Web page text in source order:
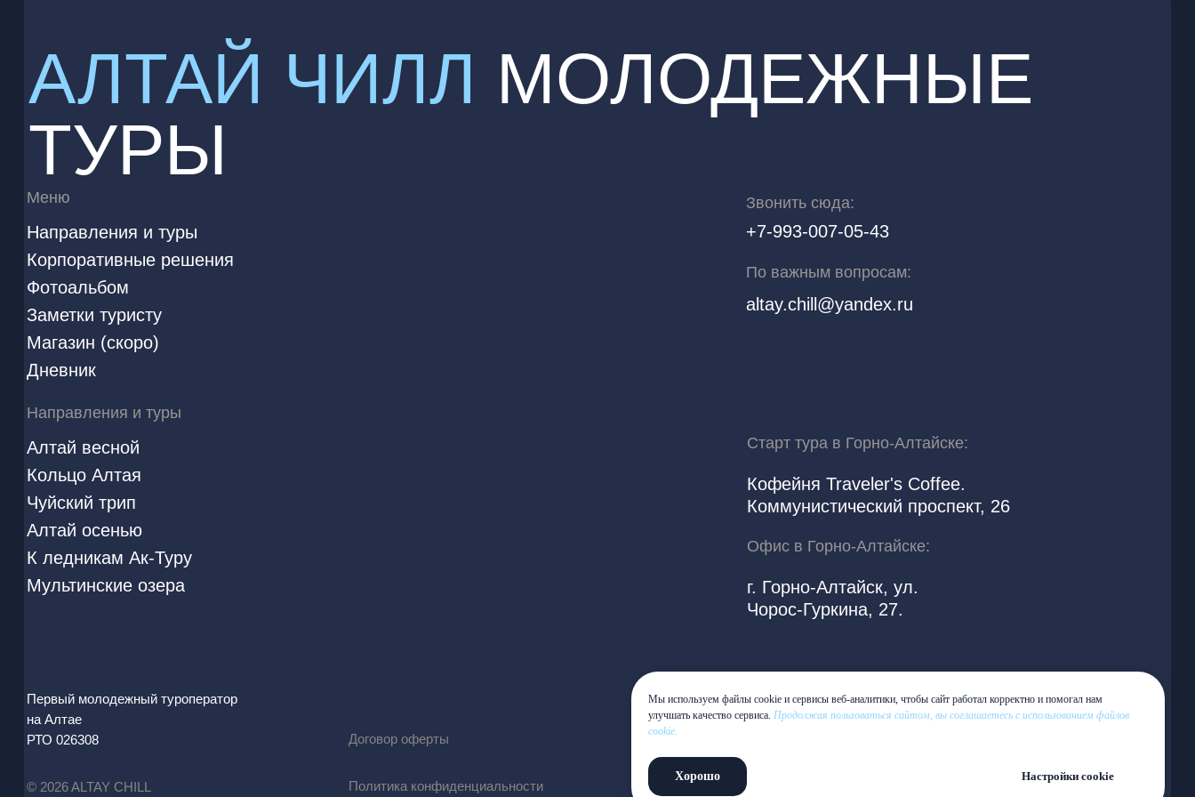
Мы используем файлы cookie и сервисы веб-аналитики, чтобы сайт работал корректно и помогал нам
улучшать качество сервиса. Продолжая пользоваться сайтом, вы соглашаетесь с использованием файлов
cookie.
Хорошо Настройки cookie
Старт тура в Горно-Алтайске:
Кофейня Traveler's Coffee.
Коммунистический проспект, 26
Офис в Горно-Алтайске:
г. Горно-Алтайск, ул.
Чорос-Гуркина, 27.
По важным вопросам:
altay.chill@yandex.ru
+7-993-007-05-43
Звонить сюда:
Политика конфиденциальности
Договор оферты
Первый молодежный туроператор
на Алтае
РТО 026308
© 2026 ALTAY CHILL
АЛТАЙ ЧИЛЛ МОЛОДЕЖНЫЕ
ТУРЫ
Меню
Направления и туры
Корпоративные решения
Фотоальбом
Заметки туристу
Магазин (скоро)
Дневник
Направления и туры
Алтай весной
Кольцо Алтая
Чуйский трип
Алтай осенью
К ледникам Ак-Туру
Мультинские озера